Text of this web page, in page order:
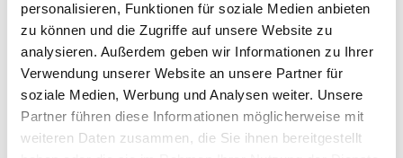
personalisieren, Funktionen für soziale Medien anbieten
zu können und die Zugriffe auf unsere Website zu
analysieren. Außerdem geben wir Informationen zu Ihrer
Verwendung unserer Website an unsere Partner für
soziale Medien, Werbung und Analysen weiter. Unsere
Partner führen diese Informationen möglicherweise mit
weiteren Daten zusammen, die Sie ihnen bereitgestellt
Unsere Anwendung ForumWPC ermöglicht
Ihnen eine effiziente und revisionssichere
Umsetzung der Anforderungen an die WpHG-
Compliance-Funktion. Lernen Sie in unserem
Webinar den Umgang mit der Anwendung
ForumWPC kennen.